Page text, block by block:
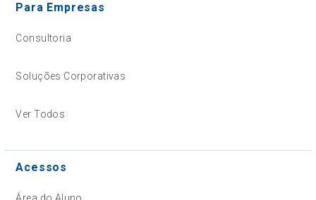
Para Empresas
Consultoria
Soluções Corporativas
Ver Todos
Acessos